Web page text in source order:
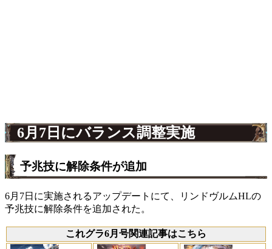
6月7日にバランス調整実施
予兆技に解除条件が追加
6月7日に実施されるアップデートにて、リンドヴルムHLの
予兆技に解除条件を追加された。
これグラ6月号関連記事はこちら